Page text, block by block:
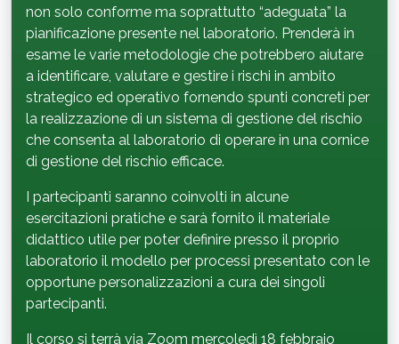
non solo conforme ma soprattutto “adeguata” la
pianificazione presente nel laboratorio. Prenderà in
esame le varie metodologie che potrebbero aiutare
a identificare, valutare e gestire i rischi in ambito
strategico ed operativo fornendo spunti concreti per
la realizzazione di un sistema di gestione del rischio
che consenta al laboratorio di operare in una cornice
di gestione del rischio efficace.
I partecipanti saranno coinvolti in alcune
esercitazioni pratiche e sarà fornito il materiale
didattico utile per poter definire presso il proprio
laboratorio il modello per processi presentato con le
opportune personalizzazioni a cura dei singoli
partecipanti.
Il corso si terrà via Zoom mercoledì 18 febbraio